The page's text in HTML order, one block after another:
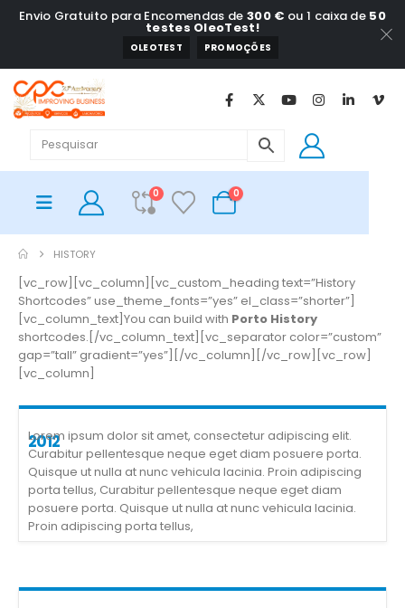
Envio Gratuito para Encomendas de 300 € ou 1 caixa de 50
testes OleoTest!
OLEOTEST PROMOÇÕES
0 0
HISTORY
[vc_row][vc_column][vc_custom_heading text=”History
Shortcodes” use_theme_fonts=”yes” el_class=”shorter”]
[vc_column_text]You can build with Porto History
shortcodes.[/vc_column_text][vc_separator color=”custom”
gap=”tall” gradient=”yes”][/vc_column][/vc_row][vc_row]
[vc_column]
2012
Lorem ipsum dolor sit amet, consectetur adipiscing elit.
Curabitur pellentesque neque eget diam posuere porta.
Quisque ut nulla at nunc vehicula lacinia. Proin adipiscing
porta tellus, Curabitur pellentesque neque eget diam
posuere porta. Quisque ut nulla at nunc vehicula lacinia.
Proin adipiscing porta tellus,